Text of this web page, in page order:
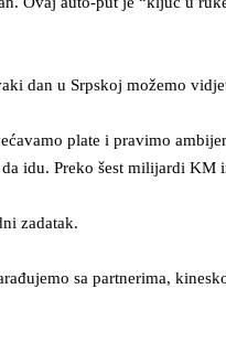
dan u Srpskoj možemo
plate i pravimo
idu. Preko šest milijardi
zadatak.
sa partnerima,